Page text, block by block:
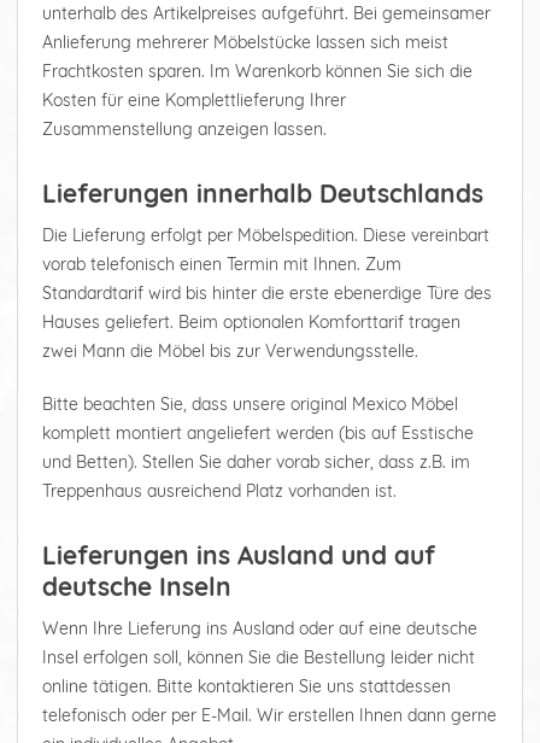
unterhalb des Artikelpreises aufgeführt. Bei gemeinsamer
Anlieferung mehrerer Möbelstücke lassen sich meist
Frachtkosten sparen. Im Warenkorb können Sie sich die
Kosten für eine Komplettlieferung Ihrer
Zusammenstellung anzeigen lassen.
Lieferungen innerhalb Deutschlands
Die Lieferung erfolgt per Möbelspedition. Diese vereinbart
vorab telefonisch einen Termin mit Ihnen. Zum
Standardtarif wird bis hinter die erste ebenerdige Türe des
Hauses geliefert. Beim optionalen Komforttarif tragen
zwei Mann die Möbel bis zur Verwendungsstelle.
Bitte beachten Sie, dass unsere original Mexico Möbel
komplett montiert angeliefert werden (bis auf Esstische
und Betten). Stellen Sie daher vorab sicher, dass z.B. im
Treppenhaus ausreichend Platz vorhanden ist.
Lieferungen ins Ausland und auf
deutsche Inseln
Wenn Ihre Lieferung ins Ausland oder auf eine deutsche
Insel erfolgen soll, können Sie die Bestellung leider nicht
online tätigen. Bitte kontaktieren Sie uns stattdessen
telefonisch oder per E-Mail. Wir erstellen Ihnen dann gerne